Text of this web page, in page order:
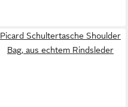
Picard Schultertasche Shoulder
Bag, aus echtem Rindsleder